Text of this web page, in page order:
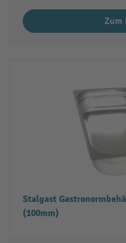
Zum
Stalgast
(100mm)